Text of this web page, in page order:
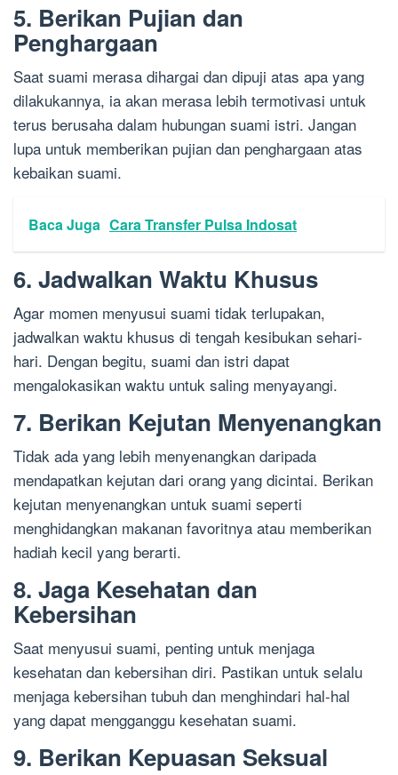
5. Berikan Pujian dan
Penghargaan
Saat suami merasa dihargai dan dipuji atas apa yang
dilakukannya, ia akan merasa lebih termotivasi untuk
terus berusaha dalam hubungan suami istri. Jangan
lupa untuk memberikan pujian dan penghargaan atas
kebaikan suami.
Baca Juga Cara Transfer Pulsa Indosat
6. Jadwalkan Waktu Khusus
Agar momen menyusui suami tidak terlupakan,
jadwalkan waktu khusus di tengah kesibukan sehari-
hari. Dengan begitu, suami dan istri dapat
mengalokasikan waktu untuk saling menyayangi.
7. Berikan Kejutan Menyenangkan
Tidak ada yang lebih menyenangkan daripada
mendapatkan kejutan dari orang yang dicintai. Berikan
kejutan menyenangkan untuk suami seperti
menghidangkan makanan favoritnya atau memberikan
hadiah kecil yang berarti.
8. Jaga Kesehatan dan
Kebersihan
Saat menyusui suami, penting untuk menjaga
kesehatan dan kebersihan diri. Pastikan untuk selalu
menjaga kebersihan tubuh dan menghindari hal-hal
yang dapat mengganggu kesehatan suami.
9. Berikan Kepuasan Seksual